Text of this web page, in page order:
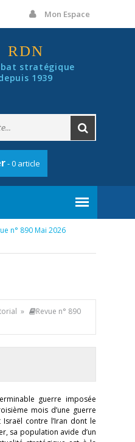
Mon Espace
RDN
stratégique
1939
- 0 article
n° 890 Mai 2026
»
Revue n° 890
guerre imposée
mois d’une guerre
contre l’Iran dont le
sa population avide d’un